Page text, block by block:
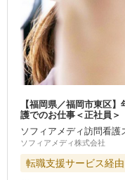
【福岡県／福岡市東区
護でのお仕事＜正社員＞
ソフィアメディ訪問看護
ソフィアメディ株式会社
転職支援サービス経由